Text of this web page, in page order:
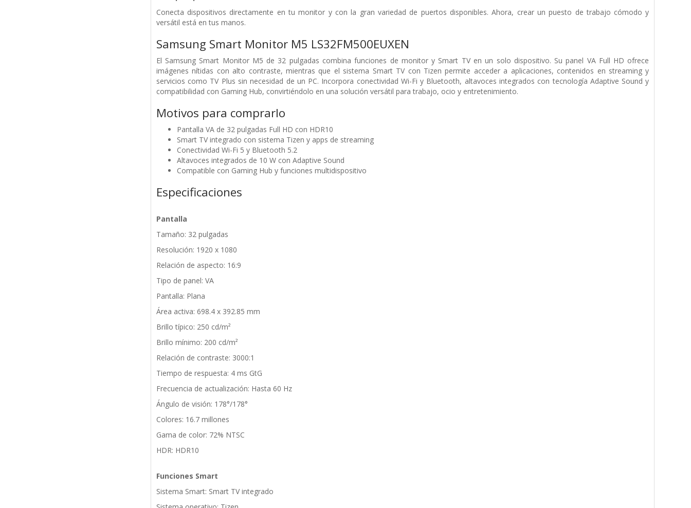
Conecta dispositivos directamente en tu monitor y con la gran variedad de puertos disponibles. Ahora, crear un puesto de trabajo cómodo y
versátil está en tus manos.
Samsung Smart Monitor M5 LS32FM500EUXEN
El Samsung Smart Monitor M5 de 32 pulgadas combina funciones de monitor y Smart TV en un solo dispositivo. Su panel VA Full HD ofrece
imágenes nítidas con alto contraste, mientras que el sistema Smart TV con Tizen permite acceder a aplicaciones, contenidos en streaming y
servicios como TV Plus sin necesidad de un PC. Incorpora conectividad Wi-Fi y Bluetooth, altavoces integrados con tecnología Adaptive Sound y
compatibilidad con Gaming Hub, convirtiéndolo en una solución versátil para trabajo, ocio y entretenimiento.
Motivos para comprarlo
Pantalla VA de 32 pulgadas Full HD con HDR10
Smart TV integrado con sistema Tizen y apps de streaming
Conectividad Wi-Fi 5 y Bluetooth 5.2
Altavoces integrados de 10 W con Adaptive Sound
Compatible con Gaming Hub y funciones multidispositivo
Especificaciones
Pantalla
Tamaño: 32 pulgadas
Resolución: 1920 x 1080
Relación de aspecto: 16:9
Tipo de panel: VA
Pantalla: Plana
Área activa: 698.4 x 392.85 mm
Brillo típico: 250 cd/m²
Brillo mínimo: 200 cd/m²
Relación de contraste: 3000:1
Tiempo de respuesta: 4 ms GtG
Frecuencia de actualización: Hasta 60 Hz
Ángulo de visión: 178°/178°
Colores: 16.7 millones
Gama de color: 72% NTSC
HDR: HDR10
Funciones Smart
Sistema Smart: Smart TV integrado